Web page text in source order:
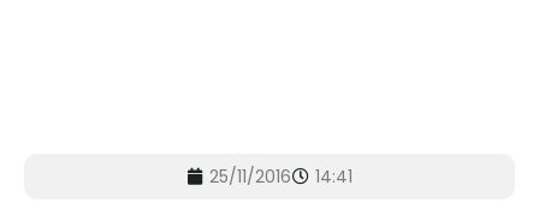
25/11/2016 14:41